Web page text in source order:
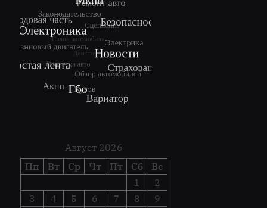
Август 2026
Пн
Вт Ср Чт Пт Сб
Вс
1
2
3
4 5 6 7 8 9